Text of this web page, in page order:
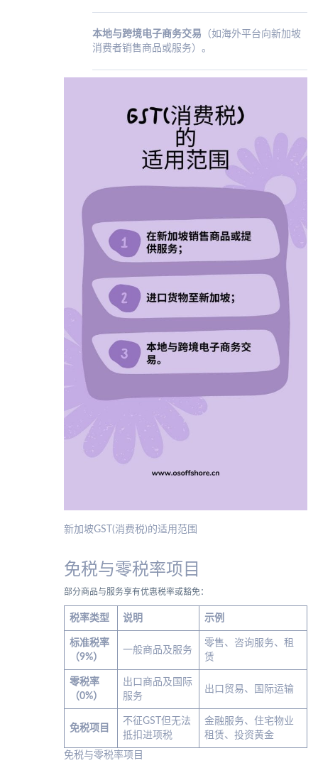
本地与跨境电子商务交易 （如海外平台向新加坡
消费者销售商品或服务）。
新加坡GST(消费税)的适用范围
免税与零税率项目
部分商品与服务享有优惠税率或豁免：
税率类型 说明 示例
标准税率
（9%）
一般商品及服务
零售、咨询服务、租
赁
零税率
（0%）
出口商品及国际
服务
出口贸易、国际运输
免税项目
不征GST但无法
抵扣进项税
金融服务、住宅物业
租赁、投资黄金
免税与零税率项目